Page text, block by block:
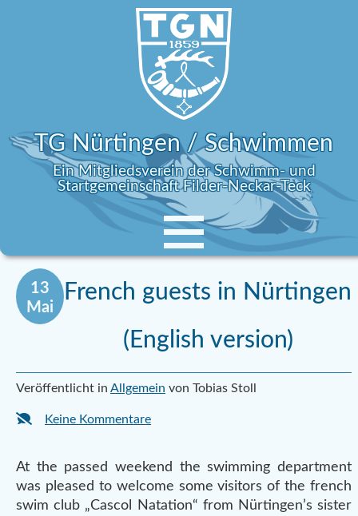
TG Nürtingen / Schwimmen
Ein Mitgliedsverein der Schwimm- und
Startgemeinschaft Filder-Neckar-Teck
13
Mai
French guests in Nürtingen
(English version)
Veröffentlicht in Allgemein von Tobias Stoll
Keine Kommentare
At the passed weekend the swimming department
was pleased to welcome some visitors of the french
swim club „Cascol Natation“ from Nürtingen’s sister